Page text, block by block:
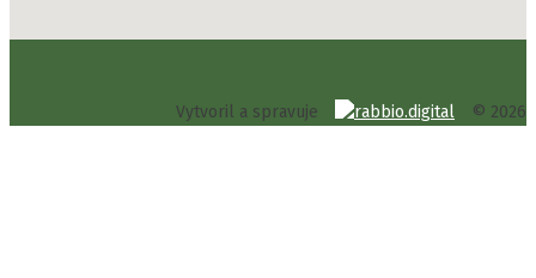
Vytvoril a spravuje © 2026